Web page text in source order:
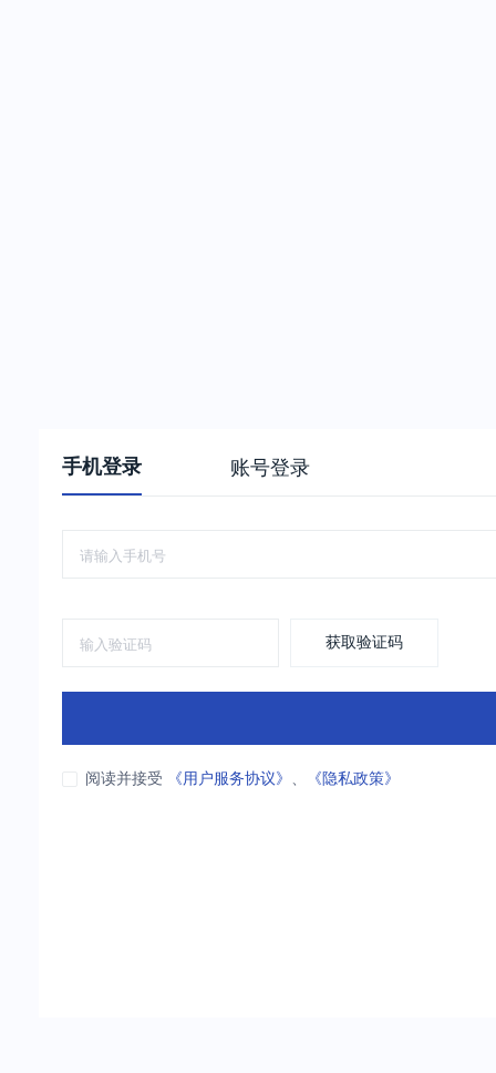
手机登录 账号登录
获取验证码
阅读并接受 《用户服务协议》 、 《隐私政策》